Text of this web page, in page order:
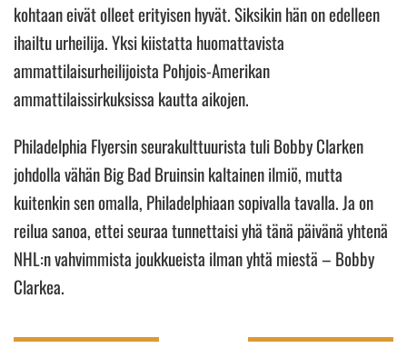
kohtaan eivät olleet erityisen hyvät. Siksikin hän on edelleen
ihailtu urheilija. Yksi kiistatta huomattavista
ammattilaisurheilijoista Pohjois-Amerikan
ammattilaissirkuksissa kautta aikojen.
Philadelphia Flyersin seurakulttuurista tuli Bobby Clarken
johdolla vähän Big Bad Bruinsin kaltainen ilmiö, mutta
kuitenkin sen omalla, Philadelphiaan sopivalla tavalla. Ja on
reilua sanoa, ettei seuraa tunnettaisi yhä tänä päivänä yhtenä
NHL:n vahvimmista joukkueista ilman yhtä miestä – Bobby
Clarkea.